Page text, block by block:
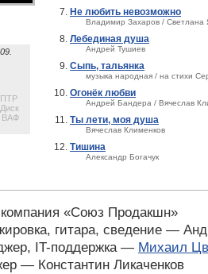
ВАФ
Не любить невозможно
Владимир Захаров / Светлана
Лебединая душа
Андрей Тушиев
Сыпь, тальянка
музыка народная / на стихи
Огонёк любви
Андрей Бандера / Вячеслав
Ты лети, моя душа
Вячеслав Клименков
Тишина
Александр Богачук
«Союз Продакшн»
гитара, сведение —
IT-поддержка — Михаил
— Константин Ликаченков